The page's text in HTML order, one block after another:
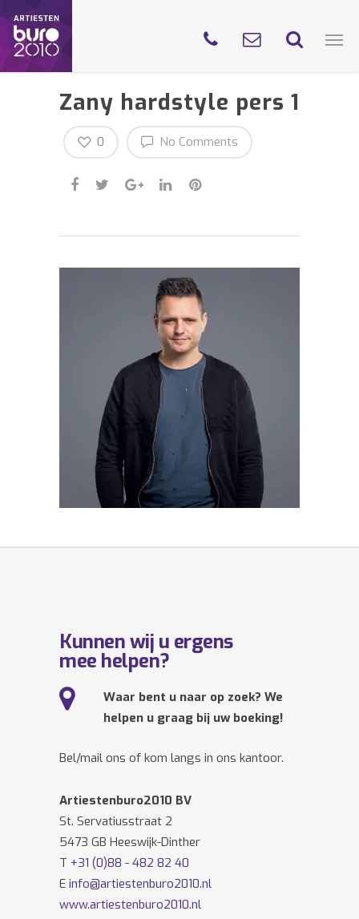
Zany hardstyle pers 1
No Comments
0
Kunnen wij u ergens
mee helpen?
Waar bent u naar op zoek? We
helpen u graag bij uw boeking!
Bel/mail ons of kom langs in ons kantoor.
Artiestenburo2010 BV
St. Servatiusstraat 2
5473 GB Heeswijk-Dinther
T +31 (0)88 - 482 82 40
E info@artiestenburo2010.nl
www.artiestenburo2010.nl